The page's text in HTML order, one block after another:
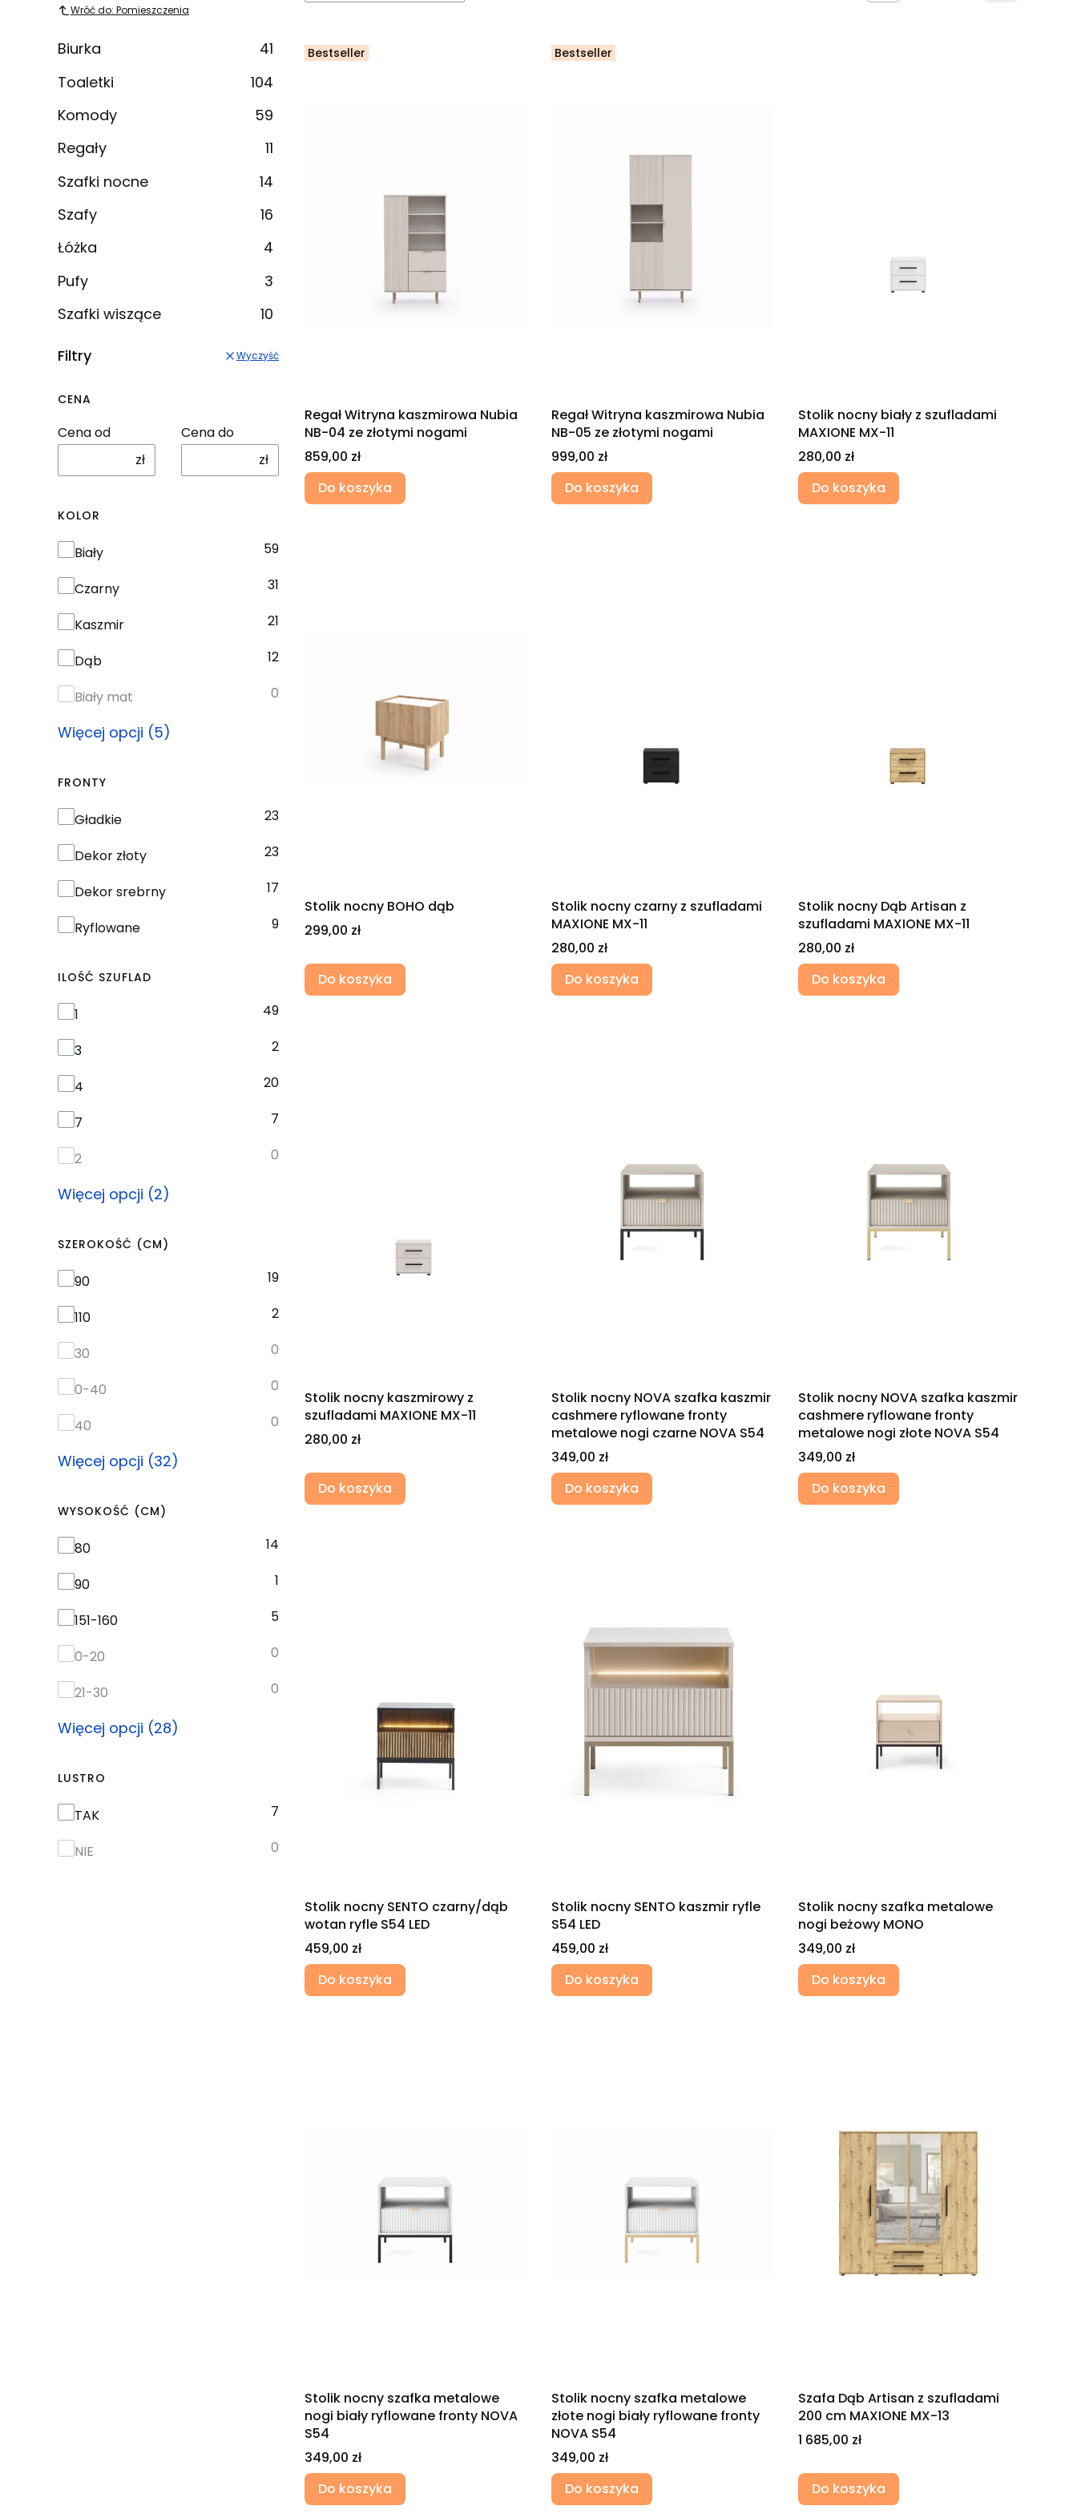
Wróć do: Pomieszczenia
Biurka
41
Toaletki
104
Komody
59
Regały
11
Szafki nocne
14
Szafy
16
Łóżka
4
Pufy
3
Szafki wiszące
10
Filtry Wyczyść
CENA
Cena od
zł
Cena do
zł
KOLOR
Kolor
Biały 59
Czarny 31
Kaszmir 21
Dąb 12
Biały mat 0
Więcej opcji (5)
FRONTY
Fronty
Gładkie 23
Dekor złoty 23
Dekor srebrny 17
Ryflowane 9
ILOŚĆ SZUFLAD
Ilość szuflad
1 49
3 2
4 20
7 7
2 0
Więcej opcji (2)
SZEROKOŚĆ (CM)
Szerokość (cm)
90 19
110 2
30 0
0-40 0
40 0
Więcej opcji (32)
WYSOKOŚĆ (CM)
Wysokość (cm)
80 14
90 1
151-160 5
0-20 0
21-30 0
Więcej opcji (28)
LUSTRO
Lustro
TAK 7
NIE 0
Bestseller
Regał Witryna kaszmirowa Nubia
NB-04 ze złotymi nogami
Cena
859,00 zł
Do koszyka
Bestseller
Regał Witryna kaszmirowa Nubia
NB-05 ze złotymi nogami
Cena
999,00 zł
Do koszyka
Stolik nocny biały z szufladami
MAXIONE MX-11
Cena
280,00 zł
Do koszyka
Stolik nocny BOHO dąb
Cena
299,00 zł
Do koszyka
Stolik nocny czarny z szufladami
MAXIONE MX-11
Cena
280,00 zł
Do koszyka
Stolik nocny Dąb Artisan z
szufladami MAXIONE MX-11
Cena
280,00 zł
Do koszyka
Stolik nocny kaszmirowy z
szufladami MAXIONE MX-11
Cena
280,00 zł
Do koszyka
Stolik nocny NOVA szafka kaszmir
cashmere ryflowane fronty
metalowe nogi czarne NOVA S54
Cena
349,00 zł
Do koszyka
Stolik nocny NOVA szafka kaszmir
cashmere ryflowane fronty
metalowe nogi złote NOVA S54
Cena
349,00 zł
Do koszyka
Stolik nocny SENTO czarny/dąb
wotan ryfle S54 LED
Cena
459,00 zł
Do koszyka
Stolik nocny SENTO kaszmir ryfle
S54 LED
Cena
459,00 zł
Do koszyka
Stolik nocny szafka metalowe
nogi beżowy MONO
Cena
349,00 zł
Do koszyka
Stolik nocny szafka metalowe
nogi biały ryflowane fronty NOVA
S54
Cena
349,00 zł
Do koszyka
Stolik nocny szafka metalowe
złote nogi biały ryflowane fronty
NOVA S54
Cena
349,00 zł
Do koszyka
Szafa Dąb Artisan z szufladami
200 cm MAXIONE MX-13
Cena
1 685,00 zł
Do koszyka